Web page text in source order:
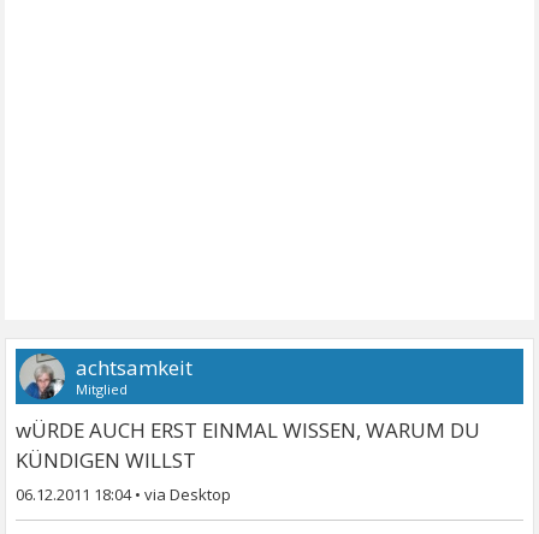
achtsamkeit
Mitglied
wÜRDE AUCH ERST EINMAL WISSEN, WARUM DU
KÜNDIGEN WILLST
06.12.2011 18:04•